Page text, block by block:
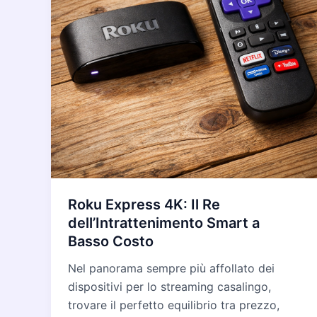
Roku Express 4K: Il Re
dell’Intrattenimento Smart a
Basso Costo
Nel panorama sempre più affollato dei
dispositivi per lo streaming casalingo,
trovare il perfetto equilibrio tra prezzo,